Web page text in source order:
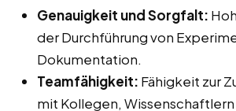
Genauigkeit und Sorgfalt:
der Durchführung von
Dokumentation.
Teamfähigkeit: Fähigkeit zur
mit Kollegen,